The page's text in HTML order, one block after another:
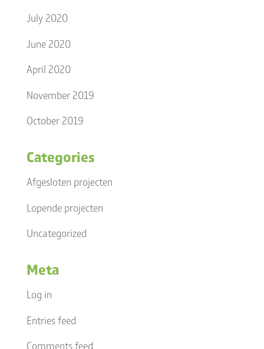
July 2020
June 2020
April 2020
November 2019
October 2019
Categories
Afgesloten projecten
Lopende projecten
Uncategorized
Meta
Log in
Entries feed
Comments feed